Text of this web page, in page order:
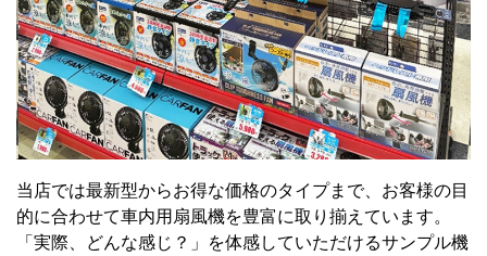
当店では最新型からお得な価格のタイプまで、お客様の目
的に合わせて車内用扇風機を豊富に取り揃えています。
「実際、どんな感じ？」を体感していただけるサンプル機